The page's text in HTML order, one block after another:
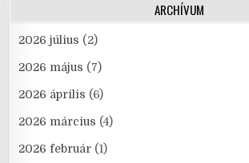
ARCHÍVUM
2026 július (2)
2026 május (7)
2026 április (6)
2026 március (4)
2026 február (1)